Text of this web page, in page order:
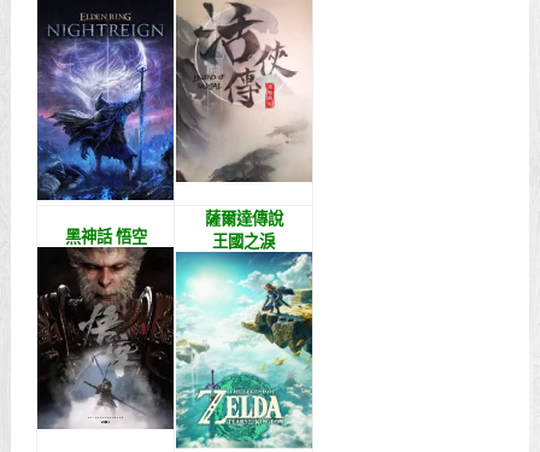
黑神話 悟空
薩爾達傳說
王國之淚